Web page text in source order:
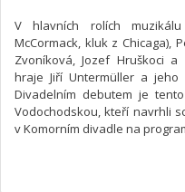
V hlavních rolích
McCormack, kluk z Chicaga),
Zvoníková, Jozef Hruškoci
hraje Jiří Untermüller a jeho
Divadelním debutem je
Vodochodskou, kteří navrhli
v Komorním divadle na